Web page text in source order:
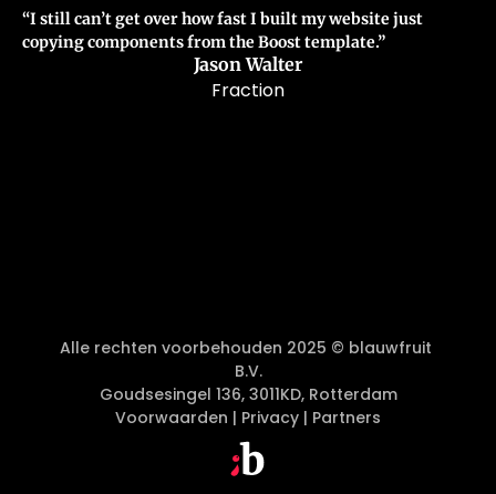
“I still can’t get over how fast I built my website just
copying components from the Boost template.”
Jason Walter
Fraction
Alle rechten voorbehouden 2025 © blauwfruit
B.V.
Goudsesingel 136, 3011KD, Rotterdam
Voorwaarden | Privacy | Partners